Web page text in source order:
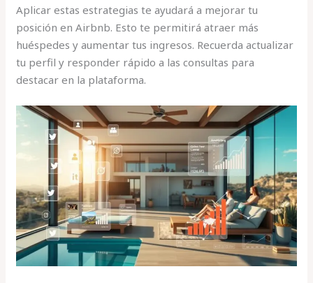
Aplicar estas estrategias te ayudará a mejorar tu
posición en Airbnb. Esto te permitirá atraer más
huéspedes y aumentar tus ingresos. Recuerda actualizar
tu perfil y responder rápido a las consultas para
destacar en la plataforma.